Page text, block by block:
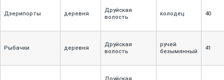
Дзерипорты деревня
Друйская
волость
колодец 40
Рыбачки деревня
Друйская
волость
ручей
безымянный
41